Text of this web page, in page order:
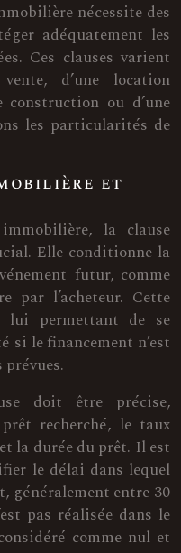
nécessite des
adéquatement les
Ces clauses varient
d’une location
construction ou d’une
les particularités de
et
la clause
Elle conditionne la
futur, comme
par l’acheteur. Cette
lui permettant de se
si le financement n’est
doit être précise,
recherché, le taux
la durée du prêt. Il est
le délai dans lequel
généralement entre 30
pas réalisée dans le
comme nul et